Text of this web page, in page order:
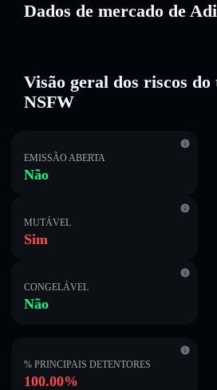
Dados de mercado de
Visão geral dos riscos
NSFW
EMISSÃO ABERTA
Não
MUTÁVEL
Sim
CONGELÁVEL
Não
% PRINCIPAIS DETENTORES
100.00%